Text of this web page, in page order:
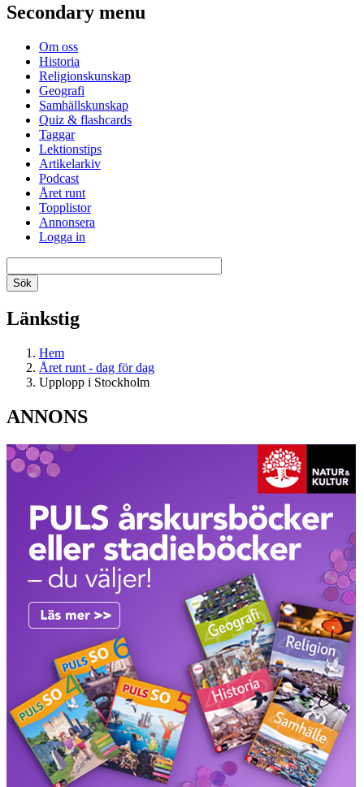
Secondary menu
Om oss
Historia
Religionskunskap
Geografi
Samhällskunskap
Quiz & flashcards
Taggar
Lektionstips
Artikelarkiv
Podcast
Året runt
Topplistor
Annonsera
Logga in
Länkstig
Hem
Året runt - dag för dag
Upplopp i Stockholm
ANNONS